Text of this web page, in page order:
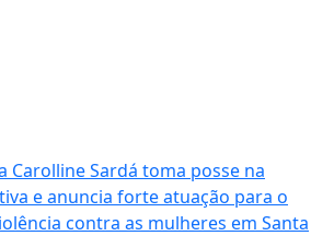
Carolline Sardá toma posse na
e anuncia forte atuação para o
contra as mulheres em Santa